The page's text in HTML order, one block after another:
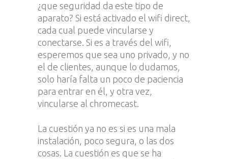
¿que seguridad da este tipo de
aparato? Si está activado el wifi direct,
cada cual puede vincularse y
conectarse. Si es a través del wifi,
esperemos que sea uno privado, y no
el de clientes, aunque lo dudamos,
solo haría falta un poco de paciencia
para entrar en él, y otra vez,
vincularse al chromecast.
La cuestión ya no es si es una mala
instalación, poco segura, o las dos
cosas. La cuestión es que se ha